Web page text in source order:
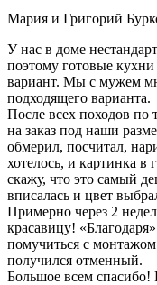
Мария и Григорий
У нас в доме
поэтому готовые
вариант. Мы с мужем
подходящего варианта.
После всех походов
на заказ под наши
обмерил, посчитал,
хотелось, и картинка в
скажу, что это самый
вписалась и цвет
Примерно через 2
красавицу!
помучиться с
получился отменный.
Большое всем спасибо!